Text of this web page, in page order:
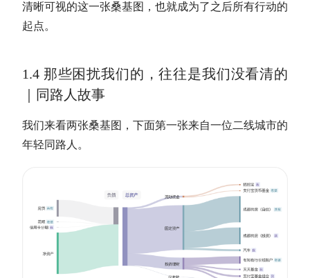
清晰可视的这一张桑基图，也就成为了之后所有行动的
起点。
1.4 那些困扰我们的，往往是我们没看清的
｜同路人故事
我们来看两张桑基图 ， 下面第一张来自一位二线城市的
年轻同路人。